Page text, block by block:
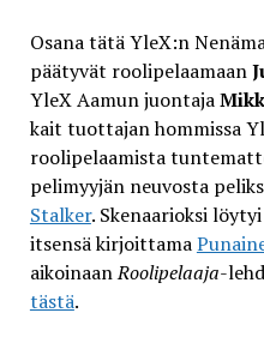
Osana tätä YleX:n
päätyvät roolipelaamaan
YleX Aamun juontaja
kait tuottajan hommissa
roolipelaamista
pelimyyjän neuvosta
Stalker. Skenaarioksi
itsensä kirjoittama
aikoinaanRoolipelaaja-
tästä.